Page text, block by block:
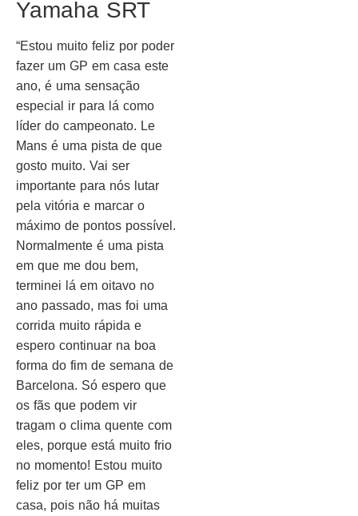
Yamaha SRT
“Estou muito feliz por poder
fazer um GP em casa este
ano, é uma sensação
especial ir para lá como
líder do campeonato. Le
Mans é uma pista de que
gosto muito. Vai ser
importante para nós lutar
pela vitória e marcar o
máximo de pontos possível.
Normalmente é uma pista
em que me dou bem,
terminei lá em oitavo no
ano passado, mas foi uma
corrida muito rápida e
espero continuar na boa
forma do fim de semana de
Barcelona. Só espero que
os fãs que podem vir
tragam o clima quente com
eles, porque está muito frio
no momento! Estou muito
feliz por ter um GP em
casa, pois não há muitas